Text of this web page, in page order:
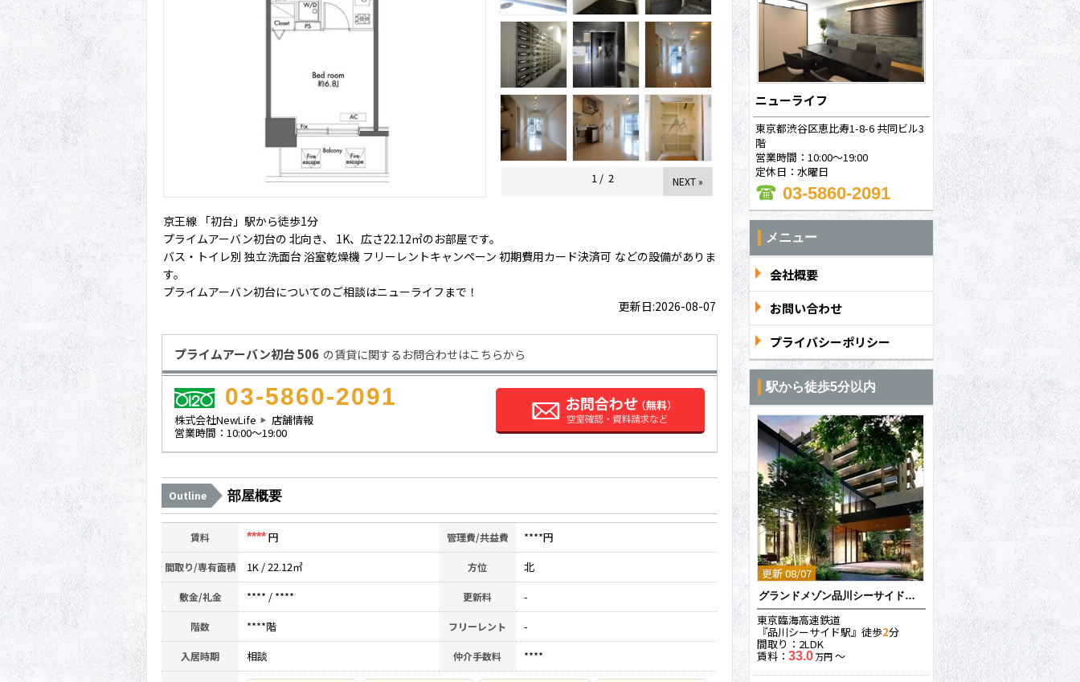
1 /2 NEXT »
京王線 「初台」駅から徒歩1分
プライムアーバン初台の 北向き、 1K、広さ22.12㎡のお部屋です。
バス・トイレ別 独立洗面台 浴室乾燥機 フリーレントキャンペーン 初期費用カード決済可 などの設備がありま
す。
プライムアーバン初台についてのご相談はニューライフまで！
更新日:2026-08-07
プライムアーバン初台 506 の賃貸に関するお問合わせはこちらから
03-5860-2091
株式会社NewLife
店舗情報
営業時間：10:00～19:00
Outline 部屋概要
賃料 ****円 管理費/共益費 ****円
間取り/専有面積 1K / 22.12㎡ 方位 北
敷金/礼金 **** / **** 更新料 -
階数 ****階 フリーレント -
入居時期 相談 仲介手数料 ****
ニューライフ
東京都渋谷区恵比寿1-8-6 共同ビル3
階
営業時間：10:00～19:00
定休日：水曜日
03-5860-2091
メニュー
会社概要
お問い合わせ
プライバシーポリシー
駅から徒歩5分以内
更新 08/07
グランドメゾン品川シーサイドの杜
東京臨海高速鉄道
『品川シーサイド駅』徒歩2分
間取り：2LDK
賃料： 33.0万円〜